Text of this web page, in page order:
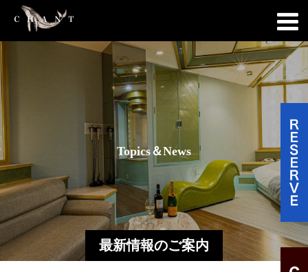
最新情報のご案内
Topics＆News